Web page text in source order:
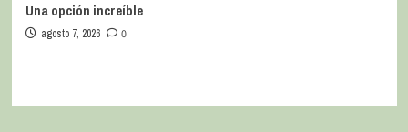
Una opción increíble
agosto 7, 2026 0